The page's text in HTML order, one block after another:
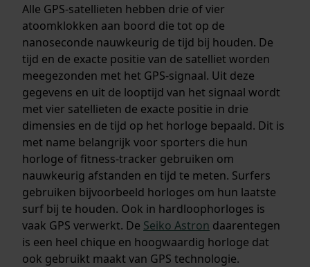
Alle GPS-satellieten hebben drie of vier
atoomklokken aan boord die tot op de
nanoseconde nauwkeurig de tijd bij houden. De
tijd en de exacte positie van de satelliet worden
meegezonden met het GPS-signaal. Uit deze
gegevens en uit de looptijd van het signaal wordt
met vier satellieten de exacte positie in drie
dimensies en de tijd op het horloge bepaald. Dit is
met name belangrijk voor sporters die hun
horloge of fitness-tracker gebruiken om
nauwkeurig afstanden en tijd te meten. Surfers
gebruiken bijvoorbeeld horloges om hun laatste
surf bij te houden. Ook in hardloophorloges is
vaak GPS verwerkt. De Seiko Astron daarentegen
is een heel chique en hoogwaardig horloge dat
ook gebruikt maakt van GPS technologie.